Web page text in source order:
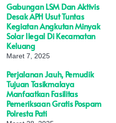
Gabungan LSM Dan Aktivis
Desak APH Usut Tuntas
Kegiatan Angkutan Minyak
Solar Ilegal Di Kecamatan
Keluang
Maret 7, 2025
Perjalanan Jauh, Pemudik
Tujuan Tasikmalaya
Manfaatkan Fasilitas
Pemeriksaan Gratis Pospam
Polresta Pati